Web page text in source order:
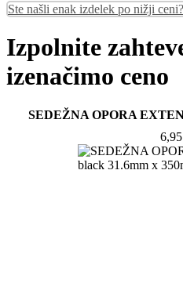
Ste našli enak izdelek po nižji
Izpolnite
izenačimo ceno
SEDEŽNA OPORA
6,95